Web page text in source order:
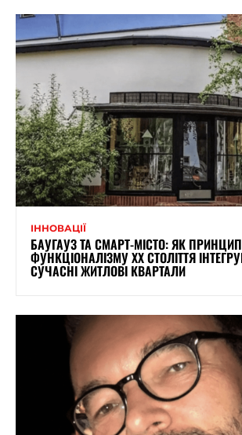
ІННОВАЦІЇ
БАУГАУЗ ТА СМАРТ-МІСТО: ЯК
ФУНКЦІОНАЛІЗМУ XX СТОЛІТТЯ
СУЧАСНІ ЖИТЛОВІ КВАРТАЛИ